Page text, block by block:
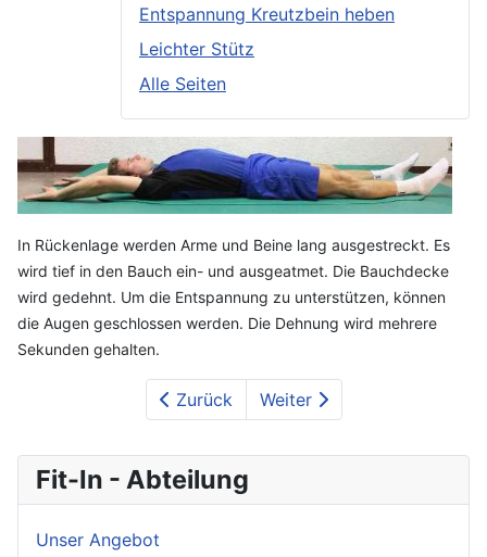
Fit-In - Abteilung
Unser Angebot
Entspannung Kreutzbein heben
Leichter Stütz
Alle Seiten
In Rückenlage werden Arme und Beine lang ausgestreckt. Es
wird tief in den Bauch ein- und ausgeatmet. Die Bauchdecke
wird gedehnt. Um die Entspannung zu unterstützen, können
die Augen geschlossen werden. Die Dehnung wird mehrere
Sekunden gehalten.
Zurück Weiter